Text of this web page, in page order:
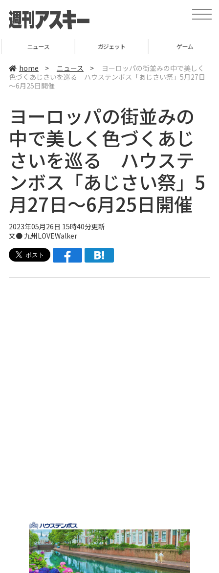
t
o
v
i
ニュース ガジェット ゲーム
home > ニュース >
ヨーロッパの街並みの中で美しく
色づくあじさいを巡る ハウステンボス「あじさい祭」5月27日
～6月25日開催
ヨーロッパの街並みの
中で美しく色づくあじ
さいを巡る ハウステ
ンボス「あじさい祭」5
月27日～6月25日開催
2023年05月26日 15時40分更新
文● 九州LOVEWalker